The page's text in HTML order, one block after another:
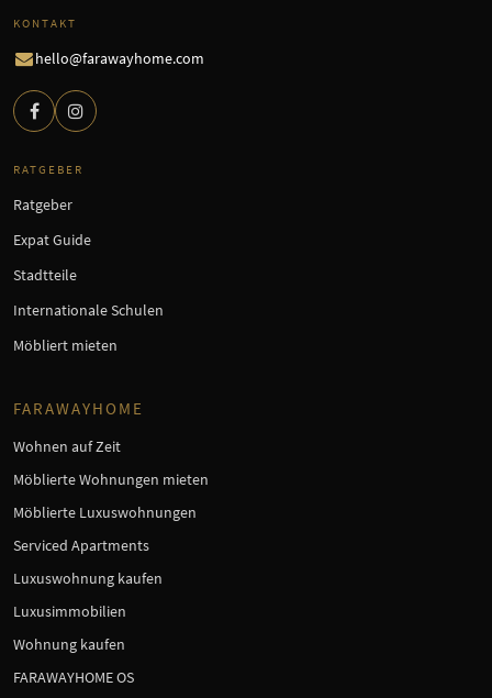
KONTAKT
hello@farawayhome.com
RATGEBER
Ratgeber
Expat Guide
Stadtteile
Internationale Schulen
Möbliert mieten
FARAWAYHOME
Wohnen auf Zeit
Möblierte Wohnungen mieten
Möblierte Luxuswohnungen
Serviced Apartments
Luxuswohnung kaufen
Luxusimmobilien
Wohnung kaufen
FARAWAYHOME OS